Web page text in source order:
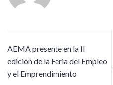
AEMA presente en la II
edición de la Feria del Empleo
y el Emprendimiento